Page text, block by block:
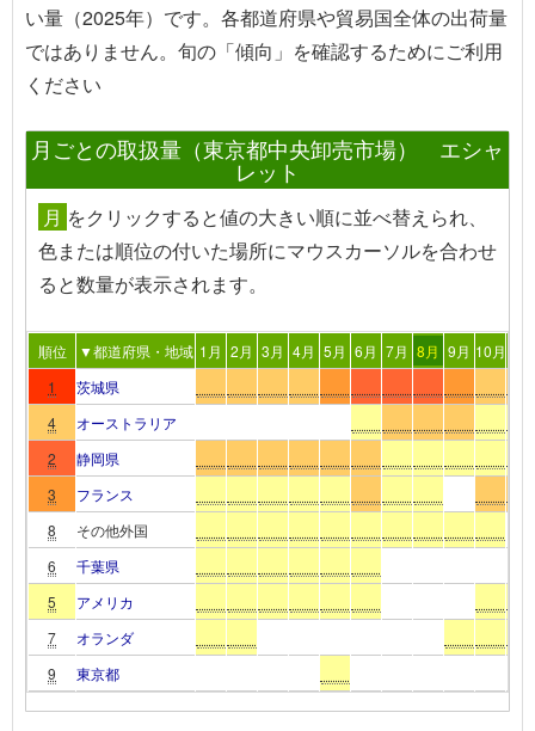
い量（2025年）です。各都道府県や貿易国全体の出荷量
ではありません。旬の「傾向」を確認するためにご利用
ください
月ごとの取扱量（東京都中央卸売市場） エシャ
レット
月 をクリックすると値の大きい順に並べ替えられ、
色または順位の付いた場所にマウスカーソルを合わせ
ると数量が表示されます。
順位 ▼都道府県・地域 1月 2月 3月 4月 5月 6月 7月 8月 9月 10月
1
茨城県
4
オーストラリア
2
静岡県
3
フランス
8
その他外国
6
千葉県
5
アメリカ
7
オランダ
9
東京都